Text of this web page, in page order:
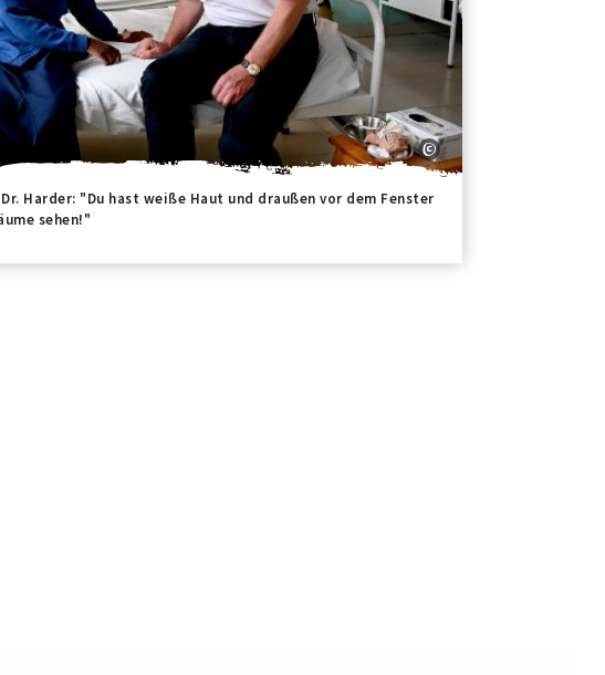
Harder: "Du hast weiße Haut und draußen vor dem Fenster
sehen!"